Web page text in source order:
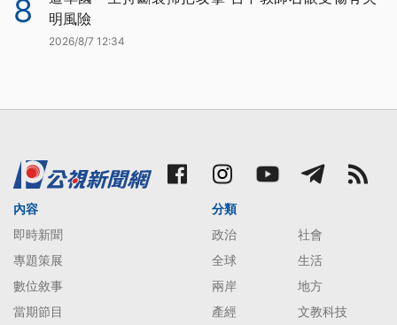
8
明風險
2026/8/7 12:34
內容
即時新聞
專題策展
數位敘事
當期節目
分類
政治
社會
全球
生活
兩岸
地方
產經
文教科技